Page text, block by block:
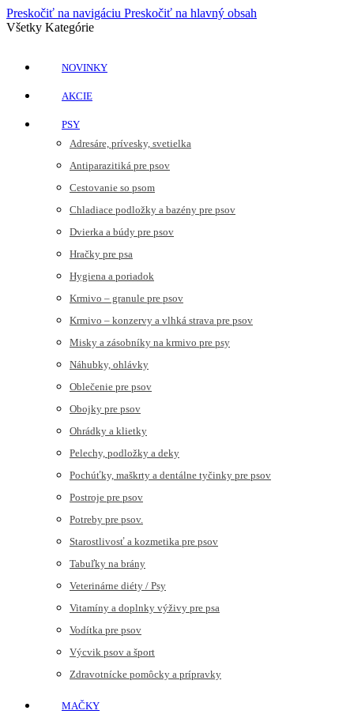
Preskočiť na navigáciu Preskočiť na hlavný obsah
Všetky Kategórie
NOVINKY
AKCIE
PSY
Adresáre, prívesky, svetielka
Antiparazitiká pre psov
Cestovanie so psom
Chladiace podložky a bazény pre psov
Dvierka a búdy pre psov
Hračky pre psa
Hygiena a poriadok
Krmivo – granule pre psov
Krmivo – konzervy a vlhká strava pre psov
Misky a zásobníky na krmivo pre psy
Náhubky, ohlávky
Oblečenie pre psov
Obojky pre psov
Ohrádky a klietky
Pelechy, podložky a deky
Pochúťky, maškrty a dentálne tyčinky pre psov
Postroje pre psov
Potreby pre psov.
Starostlivosť a kozmetika pre psov
Tabuľky na brány
Veterinárne diéty / Psy
Vitamíny a doplnky výživy pre psa
Vodítka pre psov
Výcvik psov a šport
Zdravotnícke pomôcky a prípravky
MAČKY